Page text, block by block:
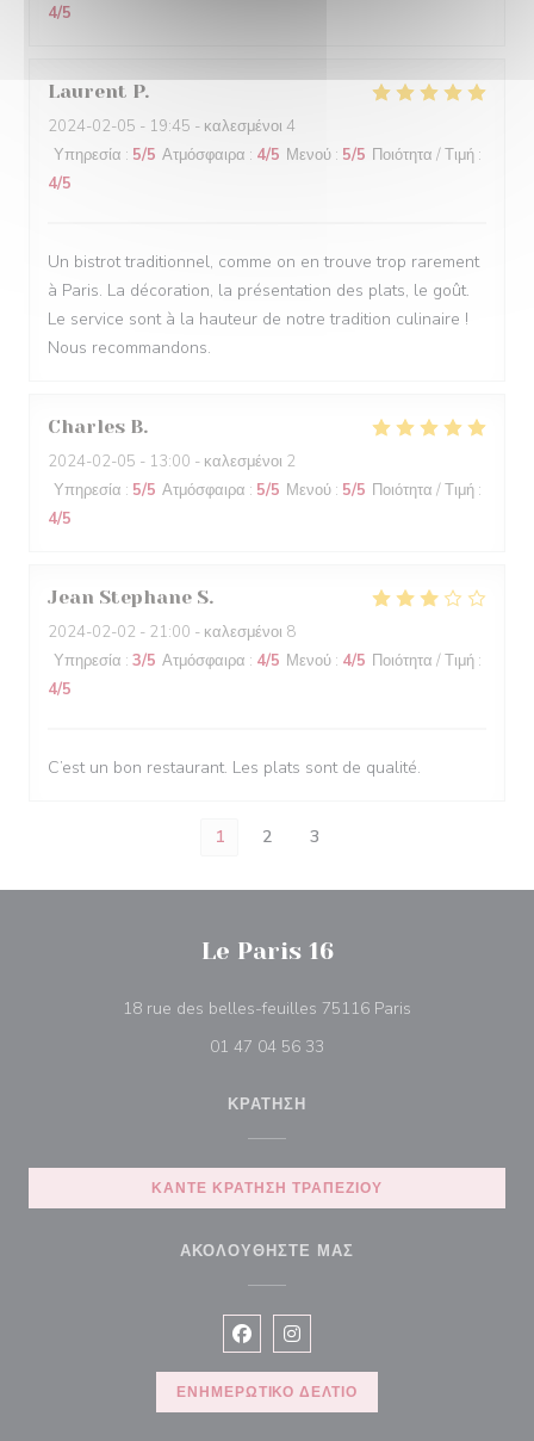
4/5
Laurent P
2024-02-05 - 19:45 - καλεσμένοι 4
Υπηρεσία : 5/5 Ατμόσφαιρα : 4/5 Μενού : 5/5 Ποιότητα / Τιμή :
4/5
Un bistrot traditionnel, comme on en trouve trop rarement
à Paris. La décoration, la présentation des plats, le goût.
Le service sont à la hauteur de notre tradition culinaire !
Nous recommandons.
Charles B
2024-02-05 - 13:00 - καλεσμένοι 2
Υπηρεσία : 5/5 Ατμόσφαιρα : 5/5 Μενού : 5/5 Ποιότητα / Τιμή :
4/5
Jean Stephane S
2024-02-02 - 21:00 - καλεσμένοι 8
Υπηρεσία : 3/5 Ατμόσφαιρα : 4/5 Μενού : 4/5 Ποιότητα / Τιμή :
4/5
C’est un bon restaurant. Les plats sont de qualité.
1 2 3
Le Paris 16
18 rue des belles-feuilles 75116 Paris
01 47 04 56 33
ΚΡΆΤΗΣΗ
ΚΆΝΤΕ ΚΡΆΤΗΣΗ ΤΡΑΠΕΖΙΟΎ
ΑΚΟΛΟΥΘΉΣΤΕ ΜΑΣ
Facebook ((ανοίγει σε νέο
Instagram ((ανοίγει σε νέο
ΕΝΗΜΕΡΩΤΙΚΌ ΔΕΛΤΊΟ